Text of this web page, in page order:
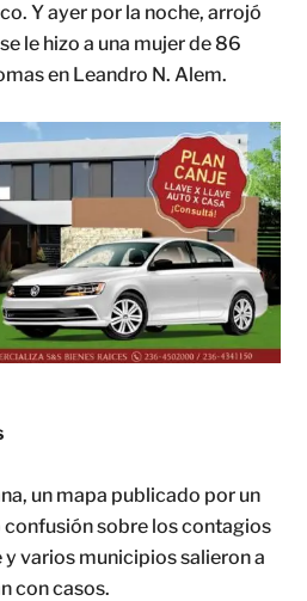
Y ayer por la noche, arrojó
le hizo a una mujer de 86
en Leandro N. Alem.
un mapa publicado por un
sobre los contagios
varios municipios salieron a
con casos.